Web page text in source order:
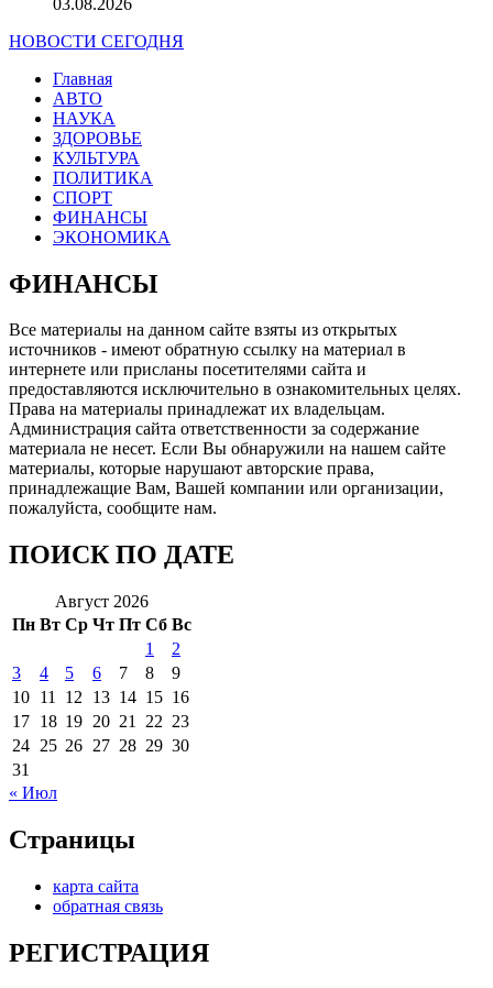
НОВОСТИ СЕГОДНЯ
Главная
АВТО
НАУКА
ЗДОРОВЬЕ
КУЛЬТУРА
ПОЛИТИКА
СПОРТ
ФИНАНСЫ
ЭКОНОМИКА
ФИНАНСЫ
Все материалы на данном сайте взяты из открытых
источников - имеют обратную ссылку на материал в
интернете или присланы посетителями сайта и
предоставляются исключительно в ознакомительных целях.
Права на материалы принадлежат их владельцам.
Администрация сайта ответственности за содержание
материала не несет. Если Вы обнаружили на нашем сайте
материалы, которые нарушают авторские права,
принадлежащие Вам, Вашей компании или организации,
пожалуйста, сообщите нам.
ПОИСК ПО ДАТЕ
Август 2026
Пн Вт Ср Чт Пт Сб Вс
1
2
3
4 5 6 7 8
9
10 11 12 13 14 15 16
17 18 19 20 21 22 23
24 25 26 27 28 29 30
31
« Июл
Страницы
карта сайта
обратная связь
РЕГИСТРАЦИЯ